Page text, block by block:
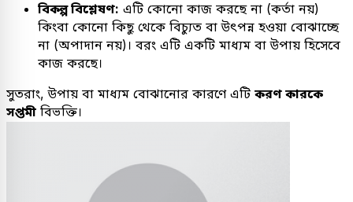
বিকল্প বিশ্লেষণ: এটি কোনো কাজ করছে না (কর্তা নয়)
কিংবা কোনো কিছু থেকে বিচ্যুত বা উৎপন্ন হওয়া বোঝাচ্ছে
না (অপাদান নয়)। বরং এটি একটি মাধ্যম বা উপায় হিসেবে
কাজ করছে।
সুতরাং, উপায় বা মাধ্যম বোঝানোর কারণে এটি করণ কারকে
সপ্তমী বিভক্তি।